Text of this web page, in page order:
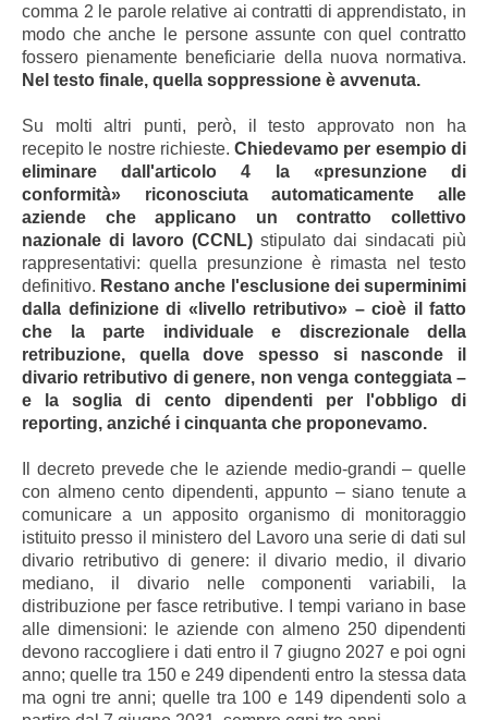
comma 2 le parole relative ai contratti di apprendistato, in
modo che anche le persone assunte con quel contratto
fossero pienamente beneficiarie della nuova normativa.
Nel testo finale, quella soppressione è avvenuta.
Su molti altri punti, però, il testo approvato non ha
recepito le nostre richieste.Chiedevamo per esempio di
eliminare dall'articolo 4 la «presunzione di
conformità» riconosciuta automaticamente alle
aziende che applicano un contratto collettivo
nazionale di lavoro (CCNL) stipulato dai sindacati più
rappresentativi: quella presunzione è rimasta nel testo
definitivo. Restano anche l'esclusione dei superminimi
dalla definizione di «livello retributivo» – cioè il fatto
che la parte individuale e discrezionale della
retribuzione, quella dove spesso si nasconde il
divario retributivo di genere, non venga conteggiata –
e la soglia di cento dipendenti per l'obbligo di
reporting, anziché i cinquanta che proponevamo.
Il decreto prevede che le aziende medio-grandi – quelle
con almeno cento dipendenti, appunto – siano tenute a
comunicare a un apposito organismo di monitoraggio
istituito presso il ministero del Lavoro una serie di dati sul
divario retributivo di genere: il divario medio, il divario
mediano, il divario nelle componenti variabili, la
distribuzione per fasce retributive. I tempi variano in base
alle dimensioni: le aziende con almeno 250 dipendenti
devono raccogliere i dati entro il 7 giugno 2027 e poi ogni
anno; quelle tra 150 e 249 dipendenti entro la stessa data
ma ogni tre anni; quelle tra 100 e 149 dipendenti solo a